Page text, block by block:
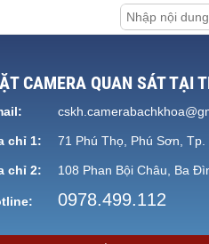
CAMERA QUAN SÁT TẠI
chỉ 1: 71 Phú Thọ, Phú Sơn,
chỉ 2: 108 Phan Bội Châu, Ba
0978.499.112